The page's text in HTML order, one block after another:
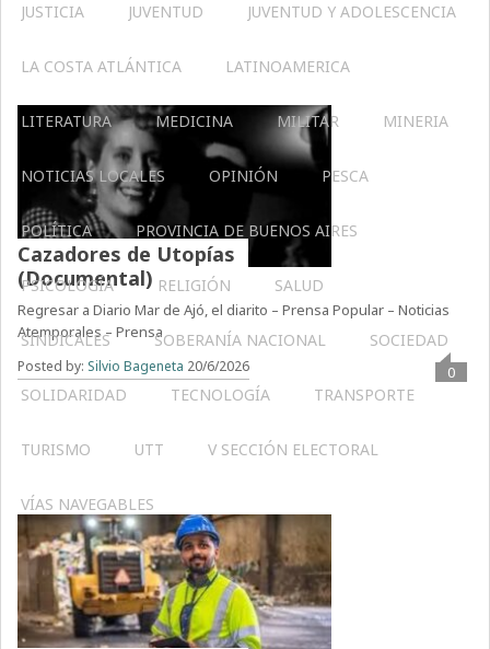
JUSTICIA JUVENTUD JUVENTUD Y ADOLESCENCIA
LA COSTA ATLÁNTICA LATINOAMERICA
LITERATURA MEDICINA MILITAR MINERIA
NOTICIAS LOCALES OPINIÓN PESCA
POLÍTICA PROVINCIA DE BUENOS AIRES
PSICOLOGÍA RELIGIÓN SALUD
SINDICALES SOBERANÍA NACIONAL SOCIEDAD
SOLIDARIDAD TECNOLOGÍA TRANSPORTE
TURISMO UTT V SECCIÓN ELECTORAL
VÍAS NAVEGABLES
Cazadores de Utopías
(Documental)
Regresar a Diario Mar de Ajó, el diarito – Prensa Popular – Noticias
Atemporales – Prensa
Posted by: Silvio Bageneta 20/6/2026 0